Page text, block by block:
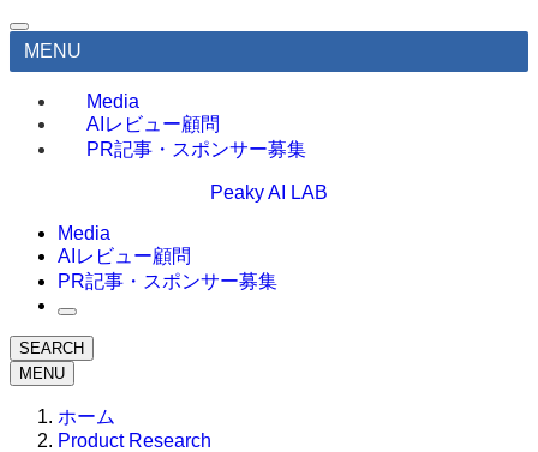
MENU
Media
AIレビュー顧問
PR記事・スポンサー募集
Peaky AI LAB
Media
AIレビュー顧問
PR記事・スポンサー募集
SEARCH
MENU
ホーム
Product Research